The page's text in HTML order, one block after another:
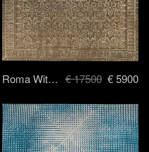
Roma With Ferrara Border - 250 x 300 cm € 17500 € 5900